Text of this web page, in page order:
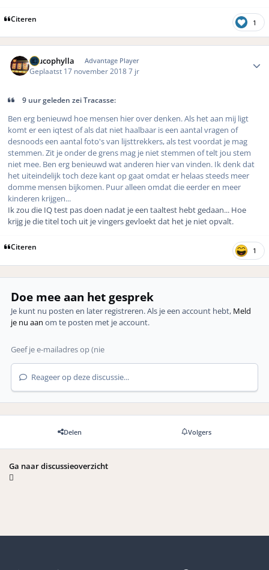
Citeren 1
Leucophylla Advantage Player
Geplaatst 17 november 20187 jr
9 uur geleden zei Tracasse:
Ben erg benieuwd hoe mensen hier over denken. Als het aan mij ligt
komt er een iqtest of als dat niet haalbaar is een aantal vragen of
desnoods een aantal foto's van lijsttrekkers, als test voordat je mag
stemmen. Zit je onder de grens mag je niet stemmen of telt jou stem
niet mee. Ben erg benieuwd wat anderen hier van vinden. Ik denk dat
het uiteindelijk toch deze kant op gaat omdat er helaas steeds meer
domme mensen bijkomen. Puur alleen omdat die eerder en meer
kinderen krijgen...
Ik zou die IQ test pas doen nadat je een taaltest hebt gedaan... Hoe
krijg je die titel toch uit je vingers gevloekt dat het je niet opvalt.
Citeren 1
Doe mee aan het gesprek
Je kunt nu posten en later registreren. Als je een account hebt, Meld
je nu aan om te posten met je account.
Reageer op deze discussie...
Delen Volgers
Ga naar discussieoverzicht